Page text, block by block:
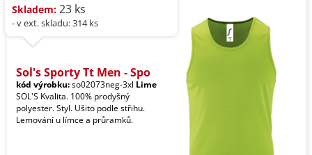
Skladem: 23 ks
- v ext. skladu: 314 ks
Sol's Sporty Tt Men - Spo
kód výrobku:so02073neg-3xl Lime
SOL'S Kvalita. 100% prodyšný
polyester. Styl. Ušito podle střihu.
Lemování u límce a průramků.